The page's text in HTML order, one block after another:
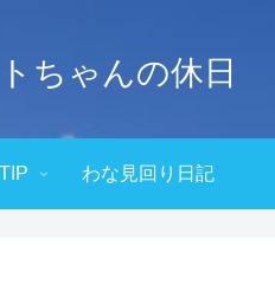
ちゃんの休日
TIP わな見回り日記